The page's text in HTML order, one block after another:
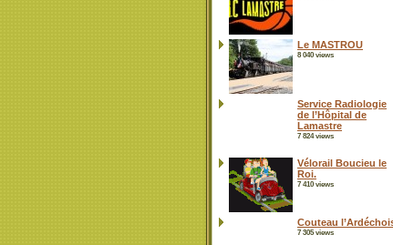
Le MASTROU
8 040 views
Service Radiologie
de l’Hôpital de
Lamastre
7 824 views
Vélorail Boucieu le
Roi.
7 410 views
Couteau
7 305 views